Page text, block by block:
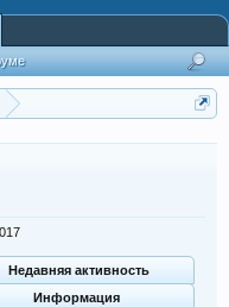
Недавняя активность
Информация